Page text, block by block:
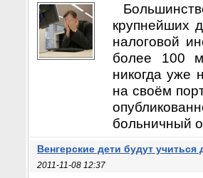
крупнейших
налоговой
более 100
никогда уже
на своём
больничный
Венгерские дети будут учиться
2011-11-08 12:37